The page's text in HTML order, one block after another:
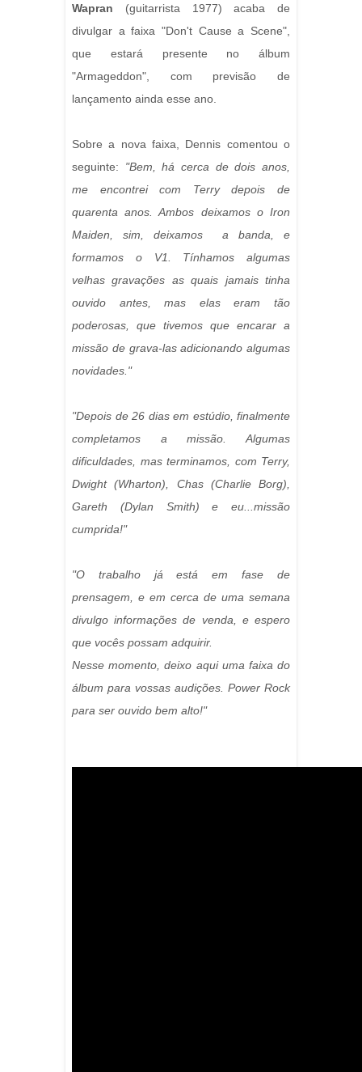
Wapran (guitarrista 1977) acaba de
divulgar a faixa "Don't Cause a Scene",
que estará presente no álbum
"Armageddon", com previsão de
lançamento ainda esse ano.
Sobre a nova faixa, Dennis comentou o
seguinte: "Bem, há cerca de dois anos,
me encontrei com Terry depois de
quarenta anos. Ambos deixamos o Iron
Maiden, sim, deixamos a banda, e
formamos o V1. Tínhamos algumas
velhas gravações as quais jamais tinha
ouvido antes, mas elas eram tão
poderosas, que tivemos que encarar a
missão de grava-las adicionando algumas
novidades."
"Depois de 26 dias em estúdio, finalmente
completamos a missão. Algumas
dificuldades, mas terminamos, com Terry,
Dwight (Wharton), Chas (Charlie Borg),
Gareth (Dylan Smith) e eu...missão
cumprida!"
"O trabalho já está em fase de
prensagem, e em cerca de uma semana
divulgo informações de venda, e espero
que vocês possam adquirir.
Nesse momento, deixo aqui uma faixa do
álbum para vossas audições. Power Rock
para ser ouvido bem alto!"